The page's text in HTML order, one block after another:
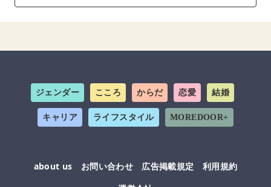
ジェンダー こころ からだ 恋愛 結婚
キャリア ライフスタイル MOREDOOR+
about us お問い合わせ 広告掲載規定
利用規約